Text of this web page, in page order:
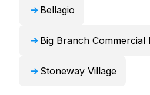
Bellagio
Big Branch Commercial
Stoneway Village